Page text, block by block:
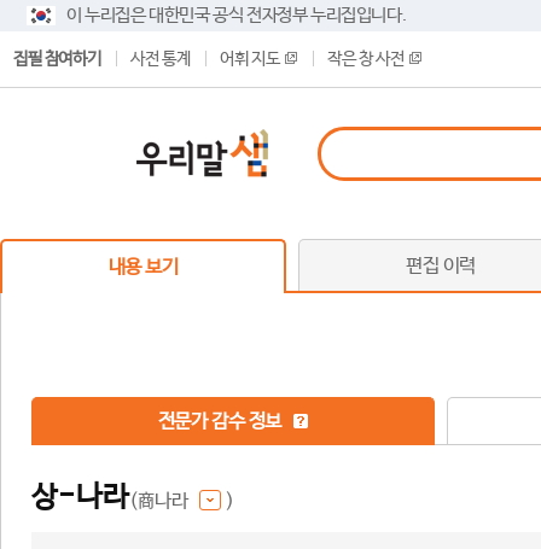
이 누리집은 대한민국 공식 전자정부 누리집입니다.
집필 참여하기 사전 통계 어휘 지도 작은 창 사전
내용 보기 편집 이력
전문가 감수 정보
상-나라(商나라 )